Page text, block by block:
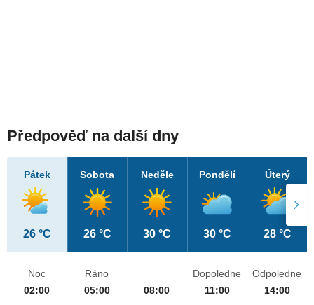
Předpověď na další dny
Pátek
26 °C
Sobota
26 °C
Neděle
30 °C
Pondělí
30 °C
Úterý
28 °C
Noc
02:00
Ráno
05:00
08:00
Dopoledne
11:00
Odpoledne
14:00